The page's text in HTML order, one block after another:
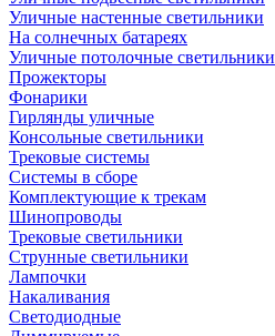
Уличные настенные светильники
На солнечных батареях
Уличные потолочные светильники
Прожекторы
Фонарики
Гирлянды уличные
Консольные светильники
Трековые системы
Системы в сборе
Комплектующие к трекам
Шинопроводы
Трековые светильники
Струнные светильники
Лампочки
Накаливания
Светодиодные